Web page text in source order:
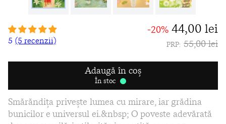
5 (5 recenzii)
-20% 44,00 lei
PRP: 55,00 lei
Adaugă în coș
În stoc
Smărăndița privește lumea cu mirare, iar grădina
bunicilor e universul ei.&nbsp; O poveste adevărată